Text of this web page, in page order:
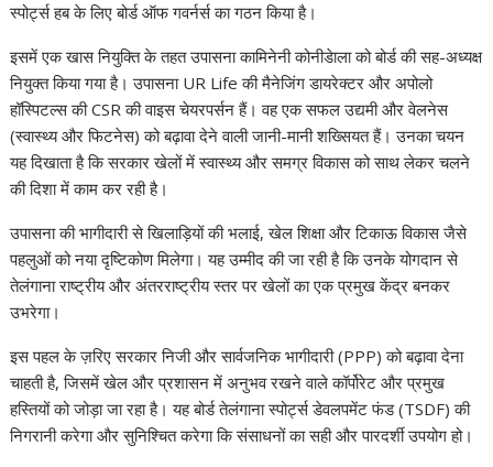
स्पोर्ट्स हब के लिए बोर्ड ऑफ गवर्नर्स का गठन किया है।
इसमें एक खास नियुक्ति के तहत उपासना कामिनेनी कोनीडेाला को बोर्ड की सह-अध्यक्ष
नियुक्त किया गया है। उपासना UR Life की मैनेजिंग डायरेक्टर और अपोलो
हॉस्पिटल्स की CSR की वाइस चेयरपर्सन हैं। वह एक सफल उद्यमी और वेलनेस
(स्वास्थ्य और फिटनेस) को बढ़ावा देने वाली जानी-मानी शख्सियत हैं। उनका चयन
यह दिखाता है कि सरकार खेलों में स्वास्थ्य और समग्र विकास को साथ लेकर चलने
की दिशा में काम कर रही है।
उपासना की भागीदारी से खिलाड़ियों की भलाई, खेल शिक्षा और टिकाऊ विकास जैसे
पहलुओं को नया दृष्टिकोण मिलेगा। यह उम्मीद की जा रही है कि उनके योगदान से
तेलंगाना राष्ट्रीय और अंतरराष्ट्रीय स्तर पर खेलों का एक प्रमुख केंद्र बनकर
उभरेगा।
इस पहल के ज़रिए सरकार निजी और सार्वजनिक भागीदारी (PPP) को बढ़ावा देना
चाहती है, जिसमें खेल और प्रशासन में अनुभव रखने वाले कॉर्पोरेट और प्रमुख
हस्तियों को जोड़ा जा रहा है। यह बोर्ड तेलंगाना स्पोर्ट्स डेवलपमेंट फंड (TSDF) की
निगरानी करेगा और सुनिश्चित करेगा कि संसाधनों का सही और पारदर्शी उपयोग हो।